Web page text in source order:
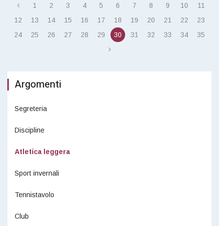
1 2 3 4 5 6 7 8 9 10
11
12
13 14 15 16 17 18 19 20 21 22
23
24
25 26 27 28 29 30 31 32 33 34 35
Argomenti
Segreteria
Discipline
Atletica leggera
Sport invernali
Tennistavolo
Club